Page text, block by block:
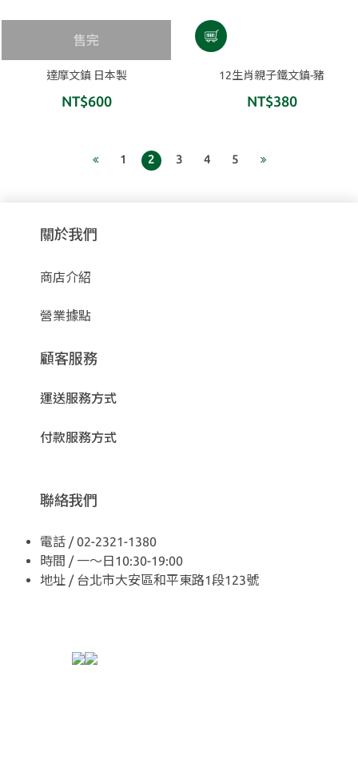
售完
達摩文鎮 日本製
NT$600
12生肖親子鐵文鎮-豬
NT$380
1 2 3 4 5
關於我們
商店介紹
營業據點
顧客服務
運送服務方式
付款服務方式
聯絡我們
電話 / 02-2321-1380
時間 / 一～日10:30-19:00
地址 / 台北市大安區和平東路1段123號